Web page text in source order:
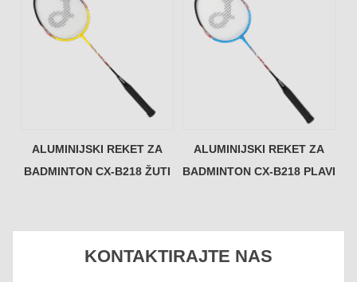
ALUMINIJSKI REKET ZA
BADMINTON CX-B218 ŽUTI
ALUMINIJSKI REKET ZA
BADMINTON CX-B218 PLAVI
KONTAKTIRAJTE NAS